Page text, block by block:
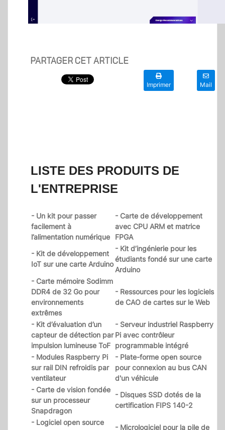
PARTAGER CET ARTICLE
Imprimer Mail
LISTE DES PRODUITS DE
L'ENTREPRISE
- Un kit pour passer
facilement à
l’alimentation numérique
- Carte de développement
avec CPU ARM et matrice
FPGA
- Kit de développement
IoT sur une carte Arduino
- Kit d’ingénierie pour les
étudiants fondé sur une carte
Arduino
- Carte mémoire Sodimm
DDR4 de 32 Go pour
environnements
extrêmes
- Ressources pour les logiciels
de CAO de cartes sur le Web
- Kit d’évaluation d’un
capteur de détection par
impulsion lumineuse ToF
- Serveur industriel Raspberry
Pi avec contrôleur
programmable intégré
- Modules Raspberry Pi
sur rail DIN refroidis par
ventilateur
- Plate-forme open source
pour connexion au bus CAN
d'un véhicule
- Carte de vision fondée
sur un processeur
Snapdragon
- Disques SSD dotés de la
certification FIPS 140-2
- Logiciel open source
- Micrologiciel pour la pile de